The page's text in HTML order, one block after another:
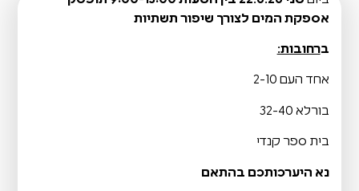
אספקת המים לצורך שיפור תשתיות
ברחובות:
אחד העם 2-10
בורלא 32-40
בית ספר קנדי
נא היערכותכם בהתאם